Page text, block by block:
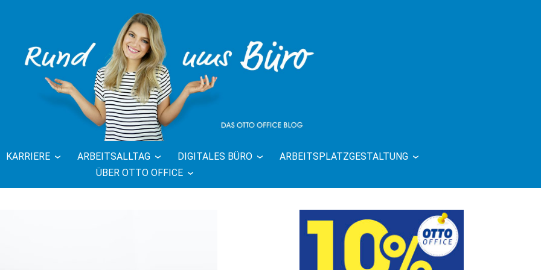
BLOG | RUND UMS
KARRIERE ARBEITSALLTAG DIGITALES BÜRO
ARBEITSPLATZGESTALTUNG
ÜBER OTTO OFFICE